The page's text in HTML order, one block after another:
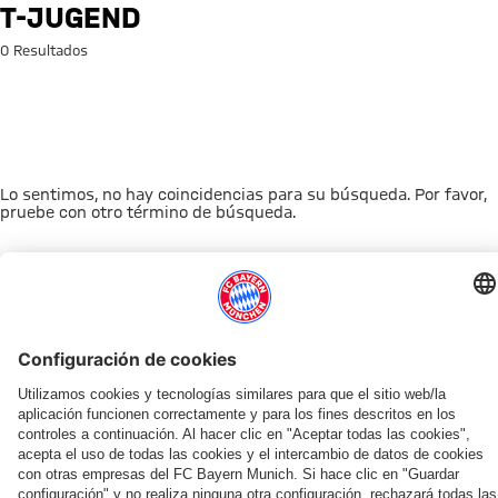
Búsqueda: t-jugend
T-JUGEND
0 Resultados
Lo sentimos, no hay coincidencias para su búsqueda. Por favor,
pruebe con otro término de búsqueda.
ESTO LE PUEDE INTERESAR
TIENDA ONLINE
OFERTA VENTILADOR
AFICIÓNMYFCBAYERN